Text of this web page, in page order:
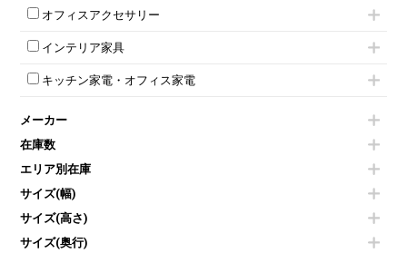
ダイヤル錠ロッカー
ワードローブ・クローゼット
会議テーブルW1800～
平行スタックテーブル
会議テーブルその他
ミーティングチェアその他
パーテーションその他
壁掛けホワイトボード
ホワイトボードその他
電話機（ビジネスフォン）
シュレッダー
スクリーン
その他OA機器
オフィスアクセサリー
チェア用台車
演台・講演台・演説台
防音パネル
コートハンガー・ポールハンガー
傘立て
食器棚・キッチンキャビネット
カタログスタンド
オフィスアクセサリーその他
インテリア家具
モールドチェア
ダイニングチェア
カウンターテーブル
センターテーブル・サイドテーブル
ベンチ・スツール
ソファ
シェルフ
ダストボックス（ゴミ箱）
インテリア家具その他
キッチン家電・オフィス家電
冷蔵庫・洗濯機
空気清浄機・加湿器
液晶テレビ・モニター類
エアコン
照明機器
掃除機
季節家電
メーカー
在庫数
エリア別在庫
サイズ(幅)
サイズ(高さ)
サイズ(奥行)